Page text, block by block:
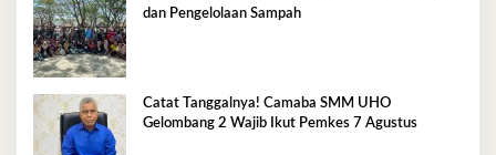
dan Pengelolaan Sampah
Catat Tanggalnya! Camaba SMM UHO
Gelombang 2 Wajib Ikut Pemkes 7 Agustus